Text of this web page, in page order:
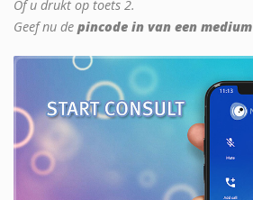
Of u drukt op toets 2.
Geef nu de pincode in van een medium